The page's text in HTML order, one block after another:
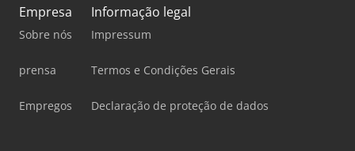
Empresa
Sobre nós
prensa
Empregos
Informação legal
Impressum
Termos e Condições Gerais
Declaração de proteção de dados